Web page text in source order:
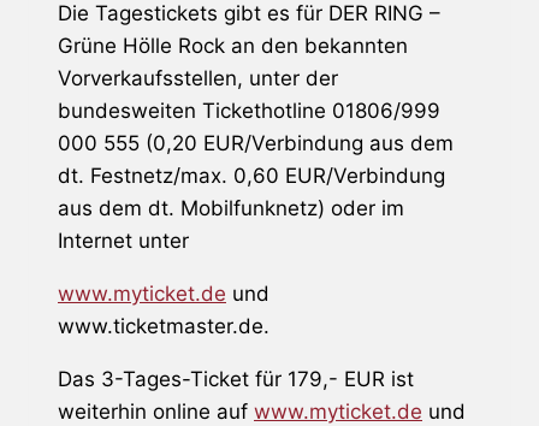
Die Tagestickets gibt es für DER RING –
Grüne Hölle Rock an den bekannten
Vorverkaufsstellen, unter der
bundesweiten Tickethotline 01806/999
000 555 (0,20 EUR/Verbindung aus dem
dt. Festnetz/max. 0,60 EUR/Verbindung
aus dem dt. Mobilfunknetz) oder im
Internet unter
www.myticket.de und
www.ticketmaster.de.
Das 3-Tages-Ticket für 179,- EUR ist
weiterhin online auf www.myticket.de und